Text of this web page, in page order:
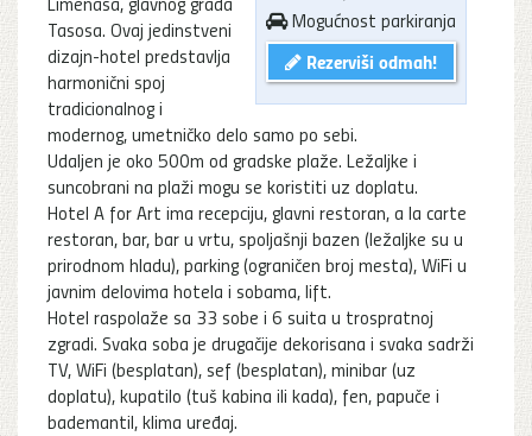
Mogućnost parkiranja
Rezerviši odmah!
Tasosa. Ovaj jedinstveni
dizajn-hotel predstavlja
harmonični spoj
tradicionalnog i
modernog, umetničko delo samo po sebi.
Udaljen je oko 500m od gradske plaže. Ležaljke i
suncobrani na plaži mogu se koristiti uz doplatu.
Hotel A for Art ima recepciju, glavni restoran, a la carte
restoran, bar, bar u vrtu, spoljašnji bazen (ležaljke su u
prirodnom hladu), parking (ograničen broj mesta), WiFi u
javnim delovima hotela i sobama, lift.
Hotel raspolaže sa 33 sobe i 6 suita u trospratnoj
zgradi. Svaka soba je drugačije dekorisana i svaka sadrži
TV, WiFi (besplatan), sef (besplatan), minibar (uz
doplatu), kupatilo (tuš kabina ili kada), fen, papuče i
bademantil, klima uređaj.